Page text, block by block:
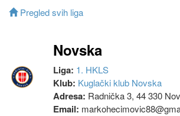
Pregled svih liga
Novska
Liga: 1. HKLS
Klub: Kuglački klub Novska
Adresa: Radnička 3, 44 330
Email: